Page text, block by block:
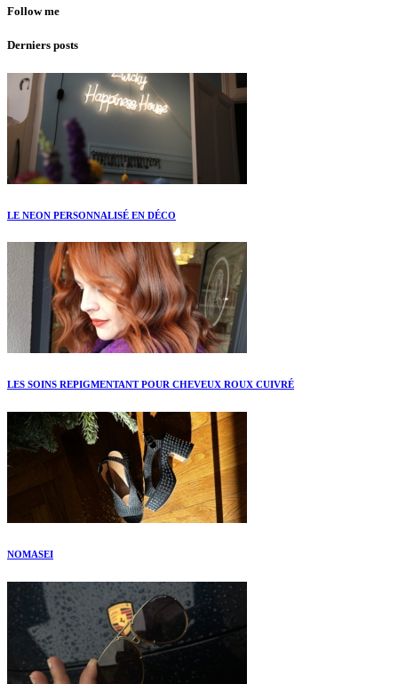
Follow me
Derniers posts
LE NEON PERSONNALISÉ EN DÉCO
LES SOINS REPIGMENTANT POUR CHEVEUX ROUX CUIVRÉ
NOMASEI